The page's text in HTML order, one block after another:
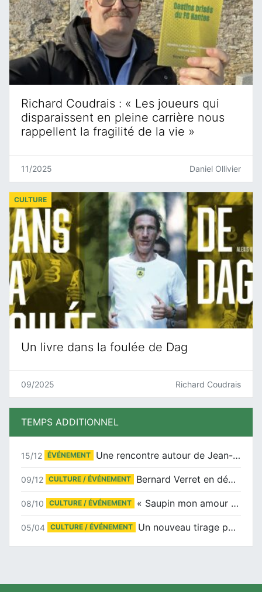
Richard Coudrais : « Les joueurs qui
disparaissent en pleine carrière nous
rappellent la fragilité de la vie »
11/2025 Daniel Ollivier
Un livre dans la foulée de Dag
CULTURE
09/2025 Richard Coudrais
TEMPS ADDITIONNEL
15/12 ÉVÉNEMENT Une rencontre autour de Jean-Claude Suaudeau
09/12 CULTURE / ÉVÉNEMENT Bernard Verret en dédicaces le samedi 13 décembre à l’Espace Culturel Atlantis
08/10 CULTURE / ÉVÉNEMENT « Saupin mon amour » au salon du livre de Trentemoult
05/04 CULTURE / ÉVÉNEMENT Un nouveau tirage pour le Docu-BD